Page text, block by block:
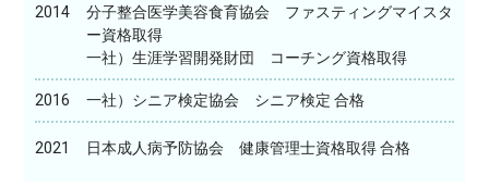
2014
分子整合医学美容食育協会 ファスティングマイスタ
ー資格取得
一社）生涯学習開発財団 コーチング資格取得
2016 一社）シニア検定協会 シニア検定 合格
2021 日本成人病予防協会 健康管理士資格取得 合格